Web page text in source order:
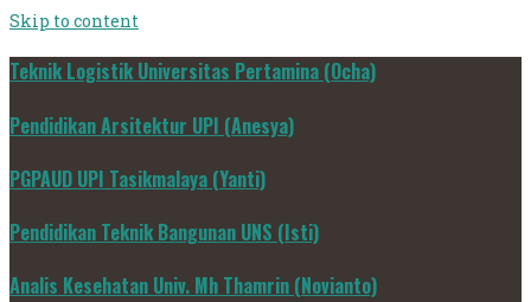
Skip to content
Teknik Logistik Universitas Pertamina (Ocha)
Pendidikan Arsitektur UPI (Anesya)
PGPAUD UPI Tasikmalaya (Yanti)
Pendidikan Teknik Bangunan UNS (Isti)
Analis Kesehatan Univ. Mh Thamrin (Novianto)